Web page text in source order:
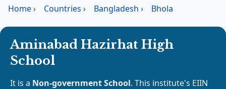
Home› Countries › Bangladesh › Bhola
Aminabad Hazirhat High
School
It is a Non-government School. This institute's EIIN